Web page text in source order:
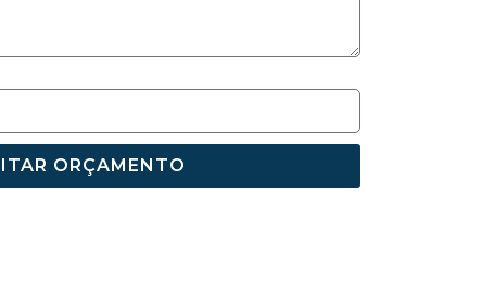
ORÇAMENTO